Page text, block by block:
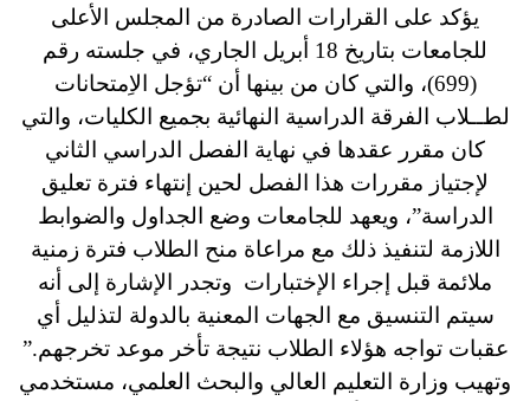
يؤكد على القرارات الصادرة من المجلس الأعلى
للجامعات بتاريخ 18 أبريل الجاري، في جلسته رقم
(699)، والتي كان من بينها أن “تؤجل الاِمتحانات
لطــلاب الفرقة الدراسية النهائية بجميع الكليات، والتي
كان مقرر عقدها في نهاية الفصل الدراسي الثاني
لإجتياز مقررات هذا الفصل لحين إنتهاء فترة تعليق
الدراسة”، ويعهد للجامعات وضع الجداول والضوابط
اللازمة لتنفيذ ذلك مع مراعاة منح الطلاب فترة زمنية
ملائمة قبل إجراء الإختبارات وتجدر الإشارة إلى أنه
سيتم التنسيق مع الجهات المعنية بالدولة لتذليل أي
عقبات تواجه هؤلاء الطلاب نتيجة تأخر موعد تخرجهم.”
وتهيب وزارة التعليم العالي والبحث العلمي، مستخدمي